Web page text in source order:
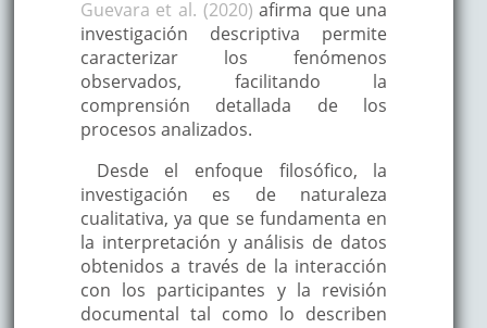
Guevara et al. (2020) afirma que una
investigación descriptiva permite
caracterizar los fenómenos
observados, facilitando la
comprensión detallada de los
procesos analizados.
Desde el enfoque filosófico, la
investigación es de naturaleza
cualitativa, ya que se fundamenta en
la interpretación y análisis de datos
obtenidos a través de la interacción
con los participantes y la revisión
documental tal como lo describen